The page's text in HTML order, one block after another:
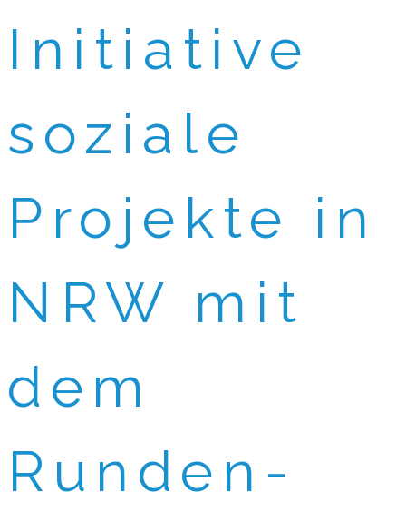
Initiative
soziale
Projekte in
NRW mit
dem
Runden-